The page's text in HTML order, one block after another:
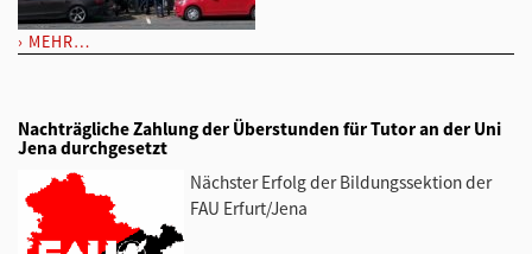
MEHR…
Nachträgliche Zahlung der Überstunden für Tutor an der Uni
Jena durchgesetzt
Nächster Erfolg der Bildungssektion der
FAU Erfurt/Jena